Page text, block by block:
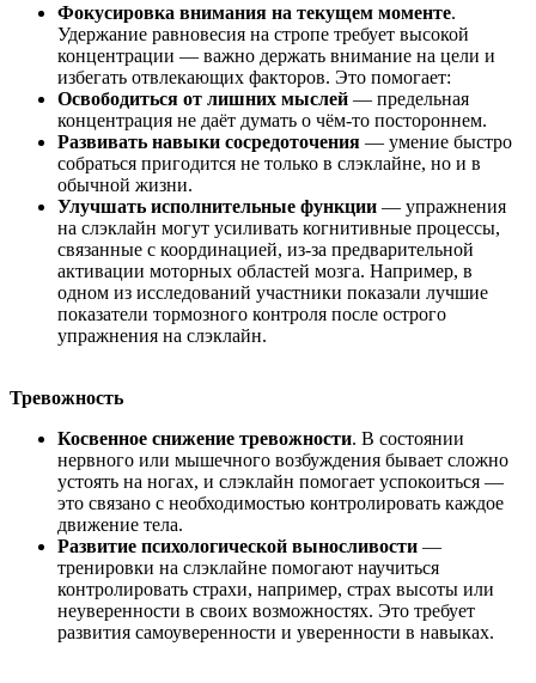
Фокусировка внимания на текущем моменте.
Удержание равновесия на стропе требует высокой
концентрации — важно держать внимание на цели и
избегать отвлекающих факторов. Это помогает:
Освободиться от лишних мыслей — предельная
концентрация не даёт думать о чём-то постороннем.
Развивать навыки сосредоточения — умение быстро
собраться пригодится не только в слэклайне, но и в
обычной жизни.
Улучшать исполнительные функции — упражнения
на слэклайн могут усиливать когнитивные процессы,
связанные с координацией, из-за предварительной
активации моторных областей мозга. Например, в
одном из исследований участники показали лучшие
показатели тормозного контроля после острого
упражнения на слэклайн.
Тревожность
Косвенное снижение тревожности. В состоянии
нервного или мышечного возбуждения бывает сложно
устоять на ногах, и слэклайн помогает успокоиться —
это связано с необходимостью контролировать каждое
движение тела.
Развитие психологической выносливости —
тренировки на слэклайне помогают научиться
контролировать страхи, например, страх высоты или
неуверенности в своих возможностях. Это требует
развития самоуверенности и уверенности в навыках.